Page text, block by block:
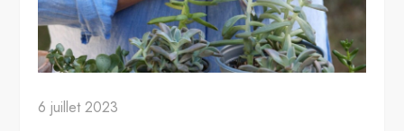
6 juillet 2023